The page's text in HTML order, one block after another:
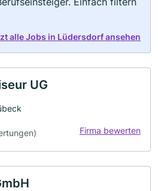
alle Jobs in Lüdersdorf ansehen
UG
Firma bewerten